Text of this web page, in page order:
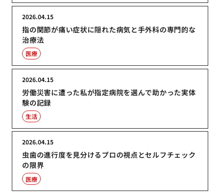
指の関節が痛い症状に隠れた病気と手外科の専門的な
治療法
2026.04.15
医療
労働災害に遭った私が指定病院を選んで助かった実体
験の記録
2026.04.15
生活
虫歯の進行度を見分けるプロの視点とセルフチェック
の限界
2026.04.15
医療